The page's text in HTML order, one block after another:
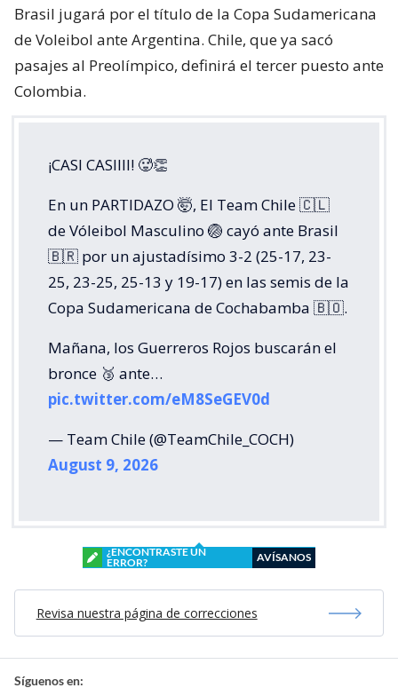
Brasil jugará por el título de la Copa Sudamericana
de Voleibol ante Argentina. Chile, que ya sacó
pasajes al Preolímpico, definirá el tercer puesto ante
Colombia.
¡CASI CASIIII! 🥵👏
En un PARTIDAZO 🤯, El Team Chile 🇨🇱
de Vóleibol Masculino 🏐 cayó ante Brasil
🇧🇷 por un ajustadísimo 3-2 (25-17, 23-
25, 23-25, 25-13 y 19-17) en las semis de la
Copa Sudamericana de Cochabamba 🇧🇴.
Mañana, los Guerreros Rojos buscarán el
bronce 🥉 ante…
pic.twitter.com/eM8SeGEV0d
— Team Chile (@TeamChile_COCH)
August 9, 2026
¿ENCONTRASTE UN
ERROR?
AVÍSANOS
Revisa nuestra página de correcciones
Síguenos en: